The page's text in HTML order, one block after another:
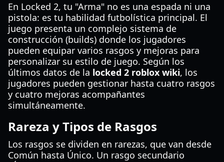
En Locked 2, tu "Arma" no es una espada ni una
pistola: es tu habilidad futbolística principal. El
juego presenta un complejo sistema de
construcción (builds) donde los jugadores
pueden equipar varios rasgos y mejoras para
personalizar su estilo de juego. Según los
últimos datos de la locked 2 roblox wiki, los
jugadores pueden gestionar hasta cuatro rasgos
y cuatro mejoras acompañantes
simultáneamente.
Rareza y Tipos de Rasgos
Los rasgos se dividen en rarezas, que van desde
Común hasta Único. Un rasgo secundario